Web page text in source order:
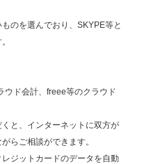
のを選んでおり、SKYPE等と
ド会計、freee等のクラウド
と、インターネットに双方が
らご相談ができます。
ジットカードのデータを自動